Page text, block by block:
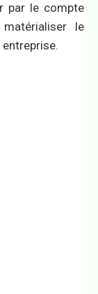
par le compte
le